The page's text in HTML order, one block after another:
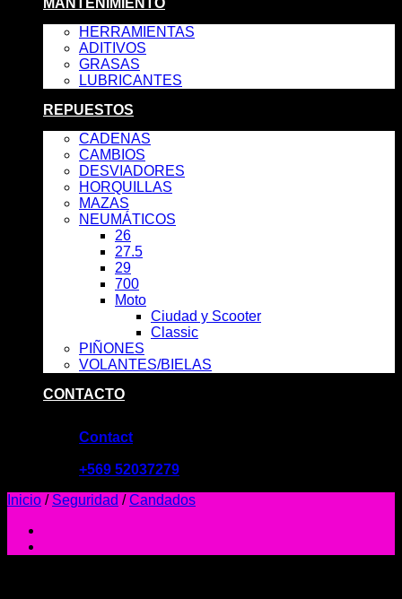
MANTENIMIENTO
HERRAMIENTAS
ADITIVOS
GRASAS
LUBRICANTES
REPUESTOS
CADENAS
CAMBIOS
DESVIADORES
HORQUILLAS
MAZAS
NEUMÁTICOS
26
27.5
29
700
Moto
Ciudad y Scooter
Classic
PIÑONES
VOLANTES/BIELAS
CONTACTO
Contact
+569 52037279
Inicio / Seguridad / Candados